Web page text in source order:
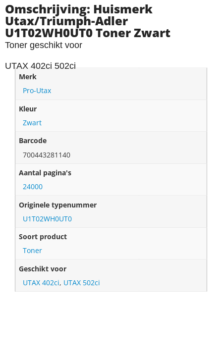
Omschrijving: Huismerk
Utax/Triumph-Adler
U1T02WH0UT0 Toner Zwart
Toner geschikt voor
UTAX 402ci 502ci
Merk
Pro-Utax
Kleur
Zwart
Barcode
700443281140
Aantal pagina's
24000
Originele typenummer
U1T02WH0UT0
Soort product
Toner
Geschikt voor
UTAX 402ci, UTAX 502ci